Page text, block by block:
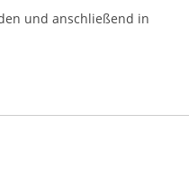
und anschließend in